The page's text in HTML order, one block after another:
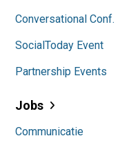
Conversational Conf.
SocialToday Event
Partnership Events
Jobs
Communicatie